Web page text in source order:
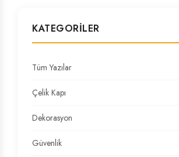
KATEGORILER
Tüm Yazılar
Çelik Kapı
Dekorasyon
Güvenlik